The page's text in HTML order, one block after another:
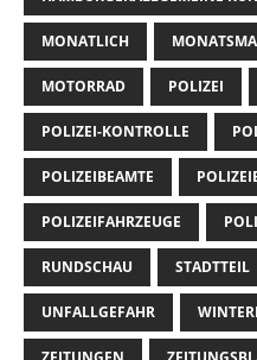
MONATLICH
MOTORRAD POLIZEI
POLIZEI-KONTROLLE
POLIZEIBEAMTE
POLIZEIFAHRZEUGE
RUNDSCHAU STADTTEIL
UNFALLGEFAHR